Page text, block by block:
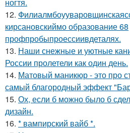
ногтя.
12.
кирсановскиймо образование 68
профпробыпроессиивдеталях.
13. Наши снежные и уютные
России пролетели как один день.
14. Матовый маникюр - это про
самый благородный эффект
15. Ох, если б можно было б
дизайн.
16. * вампирский вайб *.